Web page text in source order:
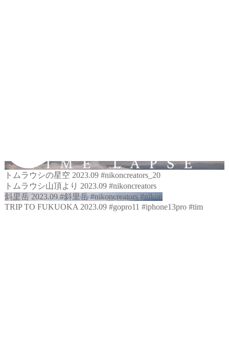
トムラウシの星空 2023.09 #nikoncreators_20
トムラウシ山頂より 2023.09 #nikoncreators
斜里岳 2023.09 #斜里岳 #nikoncreators #nikon
TRIP TO FUKUOKA 2023.09 #gopro11 #iphone13pro #tim